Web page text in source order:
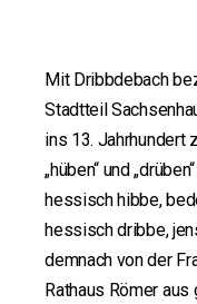
Mit Dribbdebach
Stadtteil
ins 13. Jahrhundert
„hüben“ und
hessisch hibbe,
hessisch dribbe,
demnach von der
Rathaus Römer